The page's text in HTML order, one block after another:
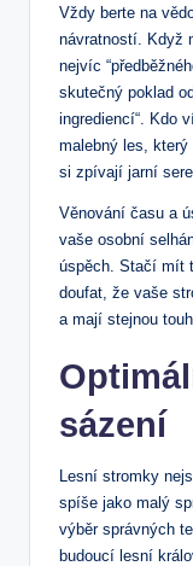
Vždy berte na
návratností. Když
nejvíc
skutečný poklad
ingrediencí“. Kdo
malebný les,
si zpívají jarní
Věnování času a
vaše osobní
úspěch. Stačí mít
doufat, že vaše
a mají stejnou
sázení
Lesní stromky
spíše jako malý
výběr správných
budoucí lesní